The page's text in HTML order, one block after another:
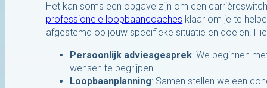
Het kan soms een opgave zijn om een
professionele loopbaancoaches klaar om je te
afgestemd op jouw specifieke situatie en doelen.
Persoonlijk adviesgesprek: We beginnen
wensen te begrijpen.
Loopbaanplanning: Samen stellen we een